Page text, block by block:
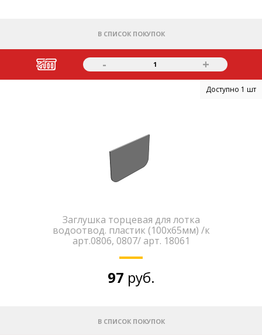
В СПИСОК ПОКУПОК
- 1 +
Доступно 1 шт
Заглушка торцевая для лотка
водоотвод. пластик (100х65мм) /к
арт.0806, 0807/ арт. 18061
97 руб.
В СПИСОК ПОКУПОК